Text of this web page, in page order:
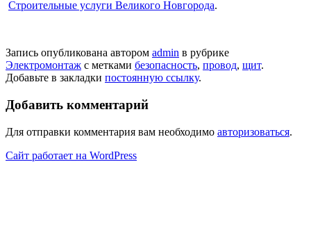
Строительные услуги Великого Новгорода.
Запись опубликована автором admin в рубрике
Электромонтаж с метками безопасность, провод, щит.
Добавьте в закладки постоянную ссылку.
Добавить комментарий
Для отправки комментария вам необходимо авторизоваться.
Сайт работает на WordPress